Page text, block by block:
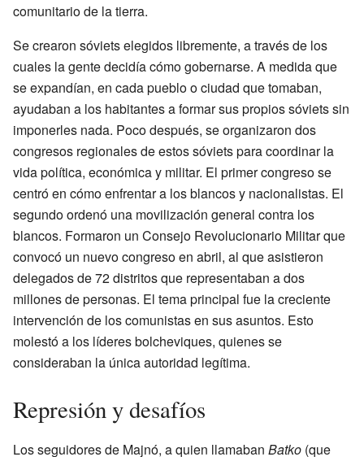
comunitario de la tierra.
Se crearon sóviets elegidos libremente, a través de los
cuales la gente decidía cómo gobernarse. A medida que
se expandían, en cada pueblo o ciudad que tomaban,
ayudaban a los habitantes a formar sus propios sóviets sin
imponerles nada. Poco después, se organizaron dos
congresos regionales de estos sóviets para coordinar la
vida política, económica y militar. El primer congreso se
centró en cómo enfrentar a los blancos y nacionalistas. El
segundo ordenó una movilización general contra los
blancos. Formaron un Consejo Revolucionario Militar que
convocó un nuevo congreso en abril, al que asistieron
delegados de 72 distritos que representaban a dos
millones de personas. El tema principal fue la creciente
intervención de los comunistas en sus asuntos. Esto
molestó a los líderes bolcheviques, quienes se
consideraban la única autoridad legítima.
Represión y desafíos
Los seguidores de Majnó, a quien llamaban Batko (que